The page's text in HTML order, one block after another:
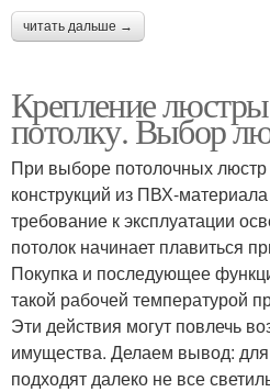
читать дальше →
Крепление
потолку. Выбор
При выборе потолочных
конструкций из ПВХ-
требование к эксплуатации
потолок начинает плавиться
Покупка и последующее
такой рабочей температурой
Эти действия могут повлечь
имущества. Делаем вывод:
подходят далеко не все